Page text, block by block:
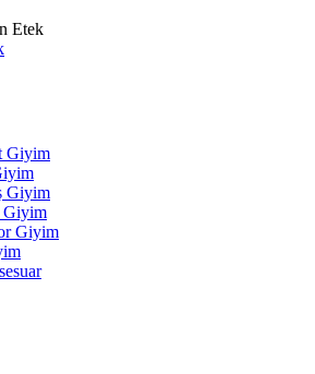
Giyim
Giyim
Giyim
Giyim